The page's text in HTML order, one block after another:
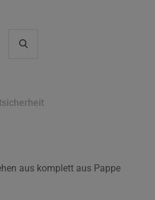
aus komplett aus Pappe